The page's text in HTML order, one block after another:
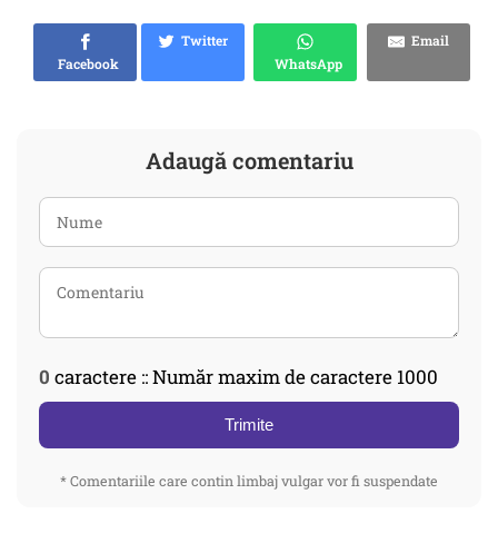
Facebook
Twitter
WhatsApp
Email
Adaugă comentariu
0 caractere :: Număr maxim de caractere 1000
Trimite
* Comentariile care contin limbaj vulgar vor fi suspendate